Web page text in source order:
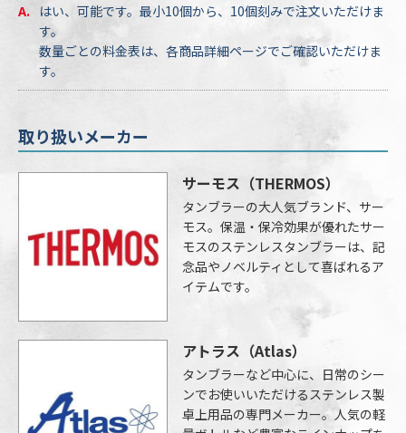
はい、可能です。最小10個から、10個刻みで注文いただけま
す。
数量ごとの料金表は、各商品詳細ページでご確認いただけま
す。
取り扱いメーカー
サーモス （THERMOS）
タンブラーの大人気ブランド、サー
モス。保温・保冷効果が優れたサー
モスのステンレスタンブラーは、記
念品やノベルティとして喜ばれるア
イテムです。
アトラス （Atlas）
タンブラーなど中心に、日常のシー
ンでお使いいただけるステンレス製
卓上用品の専門メーカー。人気の軽